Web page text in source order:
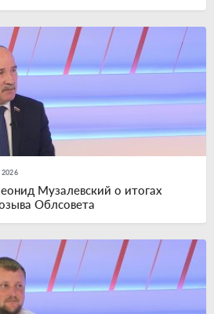
Музалевский о итогах
Облсовета